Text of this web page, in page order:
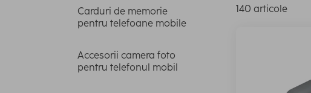
Carduri de memorie
pentru telefoane mobile
Accesorii camera foto
pentru telefonul mobil
140 articole